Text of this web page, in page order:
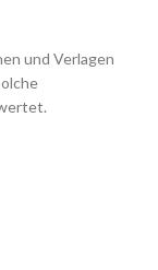
und Verlagen